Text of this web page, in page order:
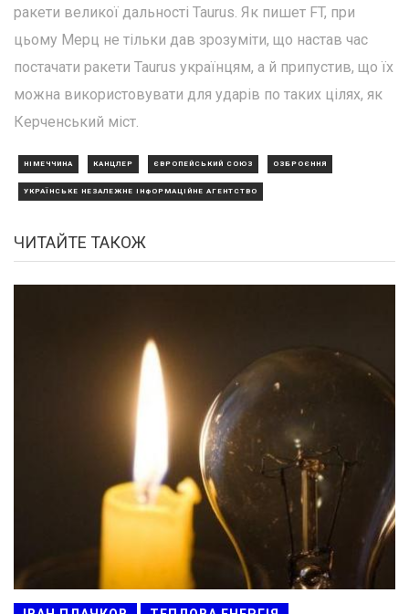
ракети великої дальності Taurus. Як пишет FT, при
цьому Мерц не тільки дав зрозуміти, що настав час
постачати ракети Taurus українцям, а й припустив, що їх
можна використовувати для ударів по таких цілях, як
Керченський міст.
НІМЕЧЧИНА КАНЦЛЕР ЄВРОПЕЙСЬКИЙ СОЮЗ ОЗБРОЄННЯ
УКРАЇНСЬКЕ НЕЗАЛЕЖНЕ ІНФОРМАЦІЙНЕ АГЕНТСТВО
ЧИТАЙТЕ ТАКОЖ